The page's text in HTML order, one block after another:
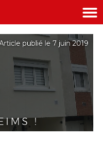
!
publié le 7 juin 2019